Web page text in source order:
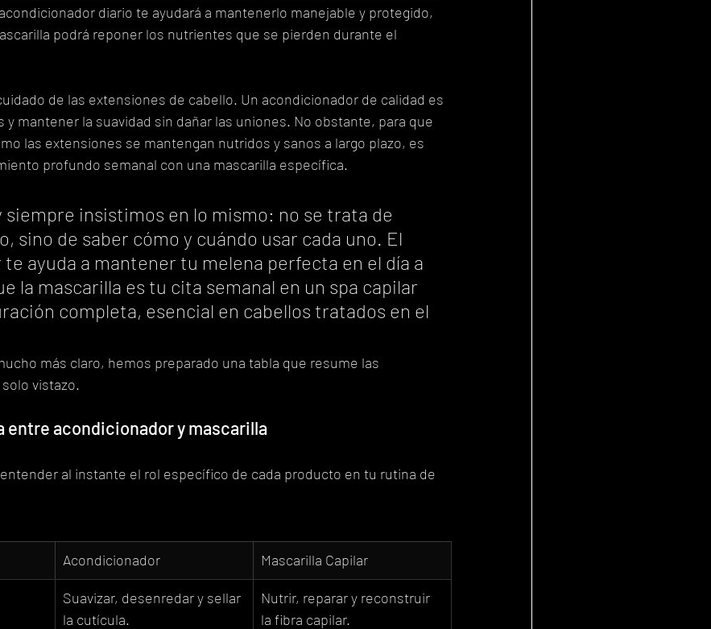
diario te ayudará a mantenerlo manejable y protegido,
podrá reponer los nutrientes que se pierden durante el
de las extensiones de cabello. Un acondicionador de calidad es
y mantener la suavidad sin dañar las uniones. No obstante, para que
las extensiones se mantengan nutridos y sanos a largo plazo, es
profundo semanal con una mascarilla específica.
siempre insistimos en lo mismo: no se trata de
sino de saber cómo y cuándo usar cada uno. El
ayuda a mantener tu melena perfecta en el día a
la mascarilla es tu cita semanal en un spa capilar
completa, esencial en cabellos tratados en el
más claro, hemos preparado una tabla que resume las
vistazo.
entre acondicionador y mascarilla
al instante el rol específico de cada producto en tu rutina de
Acondicionador Mascarilla Capilar
Suavizar, desenredar y sellar
la cutícula.
Nutrir, reparar y reconstruir
la fibra capilar.